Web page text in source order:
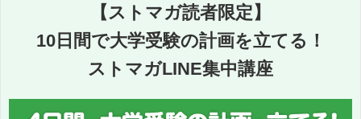
【ストマガ読者限定】
10日間で大学受験の計画を立てる！
ストマガLINE集中講座